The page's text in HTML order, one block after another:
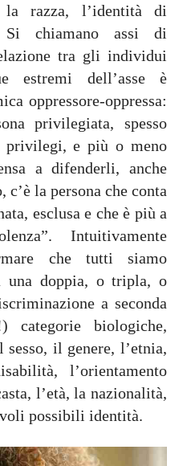
la razza, l’identità di
Si chiamano assi di
tra gli individui
estremi dell’asse è
oppressore-oppressa:
privilegiata, spesso
privilegi, e più o meno
a difenderli, anche
la persona che conta
esclusa e che è più a
Intuitivamente
che tutti siamo
una doppia, o tripla, o
a seconda
biologiche,
il genere, l’etnia,
l’orientamento
l’età, la nazionalità,
possibili identità.